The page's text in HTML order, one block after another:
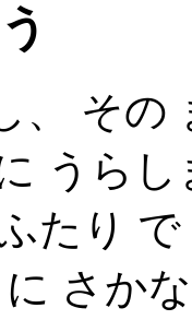
、 その
うら
たり
さか